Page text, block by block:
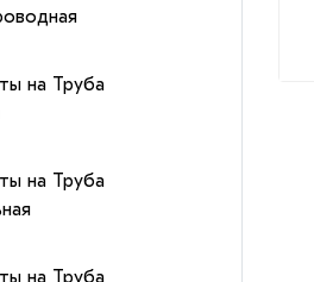
на Труба
на Труба
на Труба